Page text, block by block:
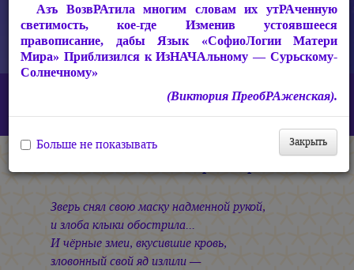
СакРАльная Поэзия Матери Мира
В Заклании
Истязание Матери Мира
Зверь снял свою маску надменной рукой,
и злоба клыки обострила...
И чёрные змеи, вкусившие кровь,
зловонный свой яд излили —
Азъ ВозвРАтила многим словам их утРАченную
светимость, кое-где Изменив устоявшееся
правописание, дабы Язык «СофиоЛогии Матери
Мира» Приблизился к ИзНАЧАльному — Сурьскому-
Солнечному»
(Виктория ПреобРАженская).
Закрыть
Больше не показывать